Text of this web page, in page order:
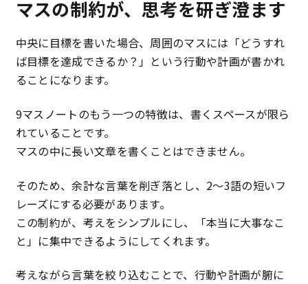
マスの制約が、思考を研ぎ澄ます
中央に目標を書いた場合、周囲のマスには「どうすれ
ば目標を達成できるか？」という行動や計画が書かれ
ることになります。
9マスノートのもう一つの特徴は、書くスペースが限ら
れていることです。
マスの中に長い文章を書くことはできません。
そのため、余計な言葉を削ぎ落とし、2〜3語の短いフ
レーズにする必要があります。
この制約が、考えをシンプルにし、「本当に大事なこ
と」に集中できるようにしてくれます。
考えながら言葉を絞り込むことで、行動や計画が腑に